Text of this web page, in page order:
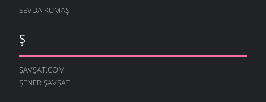
SEVDA KUMAŞ
Ş
ŞAVŞAT.COM
ŞENER ŞAVŞATLI